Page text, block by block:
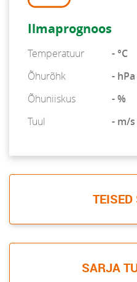
Ilmaprognoos
Temperatuur
- °C
Õhurõhk
- hPa
Õhuniiskus
- %
Tuul
- m/s
SARJA